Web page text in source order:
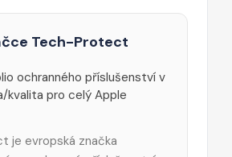
Tech-Protect
ochranného příslušenství v
kvalita pro celý Apple
je evropská značka